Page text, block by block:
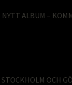
ALBUM –
OCH